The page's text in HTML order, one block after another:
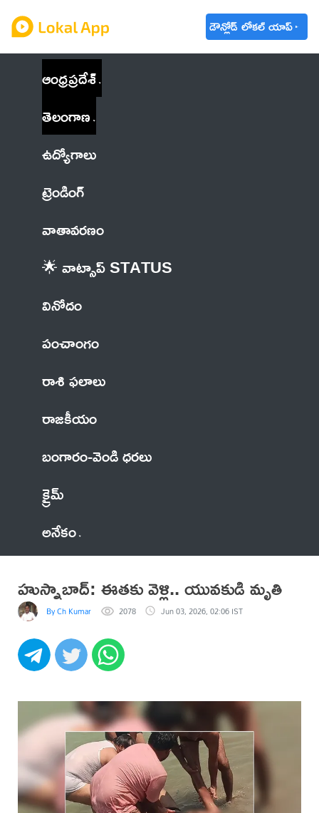
డౌన్లోడ్ లోకల్ యాప్
ఆంధ్రప్రదేశ్
తెలంగాణ
ఉద్యోగాలు
ట్రెండింగ్
వాతావరణం
🌟 వాట్సాప్ STATUS
వినోదం
పంచాంగం
రాశి ఫలాలు
రాజకీయం
బంగారం-వెండి ధరలు
క్రైమ్
అనేకం
హుస్నాబాద్: ఈతకు వెళ్లి.. యువకుడి మృతి
By Ch Kumar 2078 Jun 03, 2026, 02:06 IST